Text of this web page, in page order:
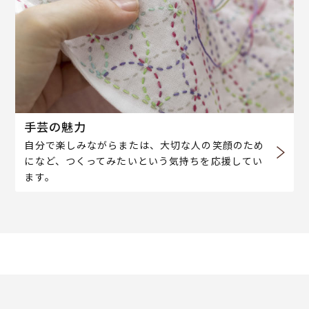
手芸の魅力
自分で楽しみながらまたは、大切な人の笑顔のため
になど、つくってみたいという気持ちを応援してい
ます。